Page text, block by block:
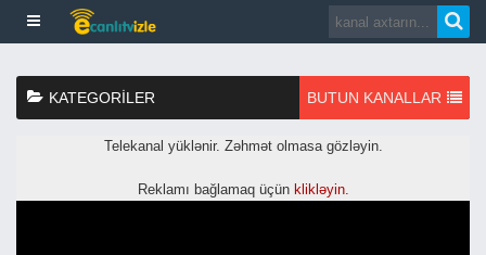
KATEGORILER BUTUN KANALLAR